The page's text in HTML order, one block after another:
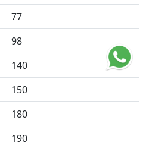
77
98
140
150
180
190